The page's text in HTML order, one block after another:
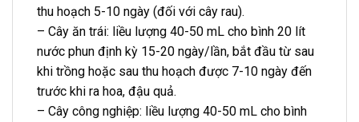
thu hoạch 5-10 ngày (đối với cây rau).
– Cây ăn trái: liều lượng 40-50 mL cho bình 20 lít
nước phun định kỳ 15-20 ngày/lần, bắt đầu từ sau
khi trồng hoặc sau thu hoạch được 7-10 ngày đến
trước khi ra hoa, đậu quả.
– Cây công nghiệp: liều lượng 40-50 mL cho bình